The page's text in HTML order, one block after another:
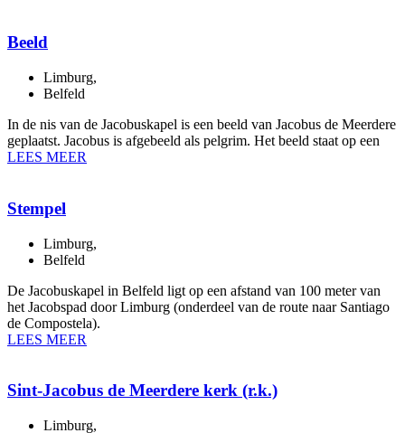
Beeld
Limburg,
Belfeld
In de nis van de Jacobuskapel is een beeld van Jacobus de Meerdere
geplaatst. Jacobus is afgebeeld als pelgrim. Het beeld staat op een
LEES MEER
Stempel
Limburg,
Belfeld
De Jacobuskapel in Belfeld ligt op een afstand van 100 meter van
het Jacobspad door Limburg (onderdeel van de route naar Santiago
de Compostela).
LEES MEER
Sint-Jacobus de Meerdere kerk (r.k.)
Limburg,